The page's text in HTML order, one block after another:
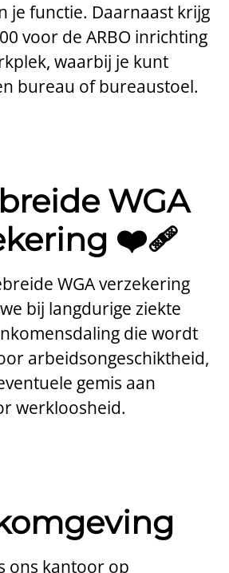
je functie. Daarnaast krijg
voor de ARBO inrichting
waarbij je kunt
bureau of bureaustoel.
WGA
❤️‍🩹
WGA verzekering
bij langdurige ziekte
die wordt
arbeidsongeschiktheid,
gemis aan
werkloosheid.
ons kantoor op